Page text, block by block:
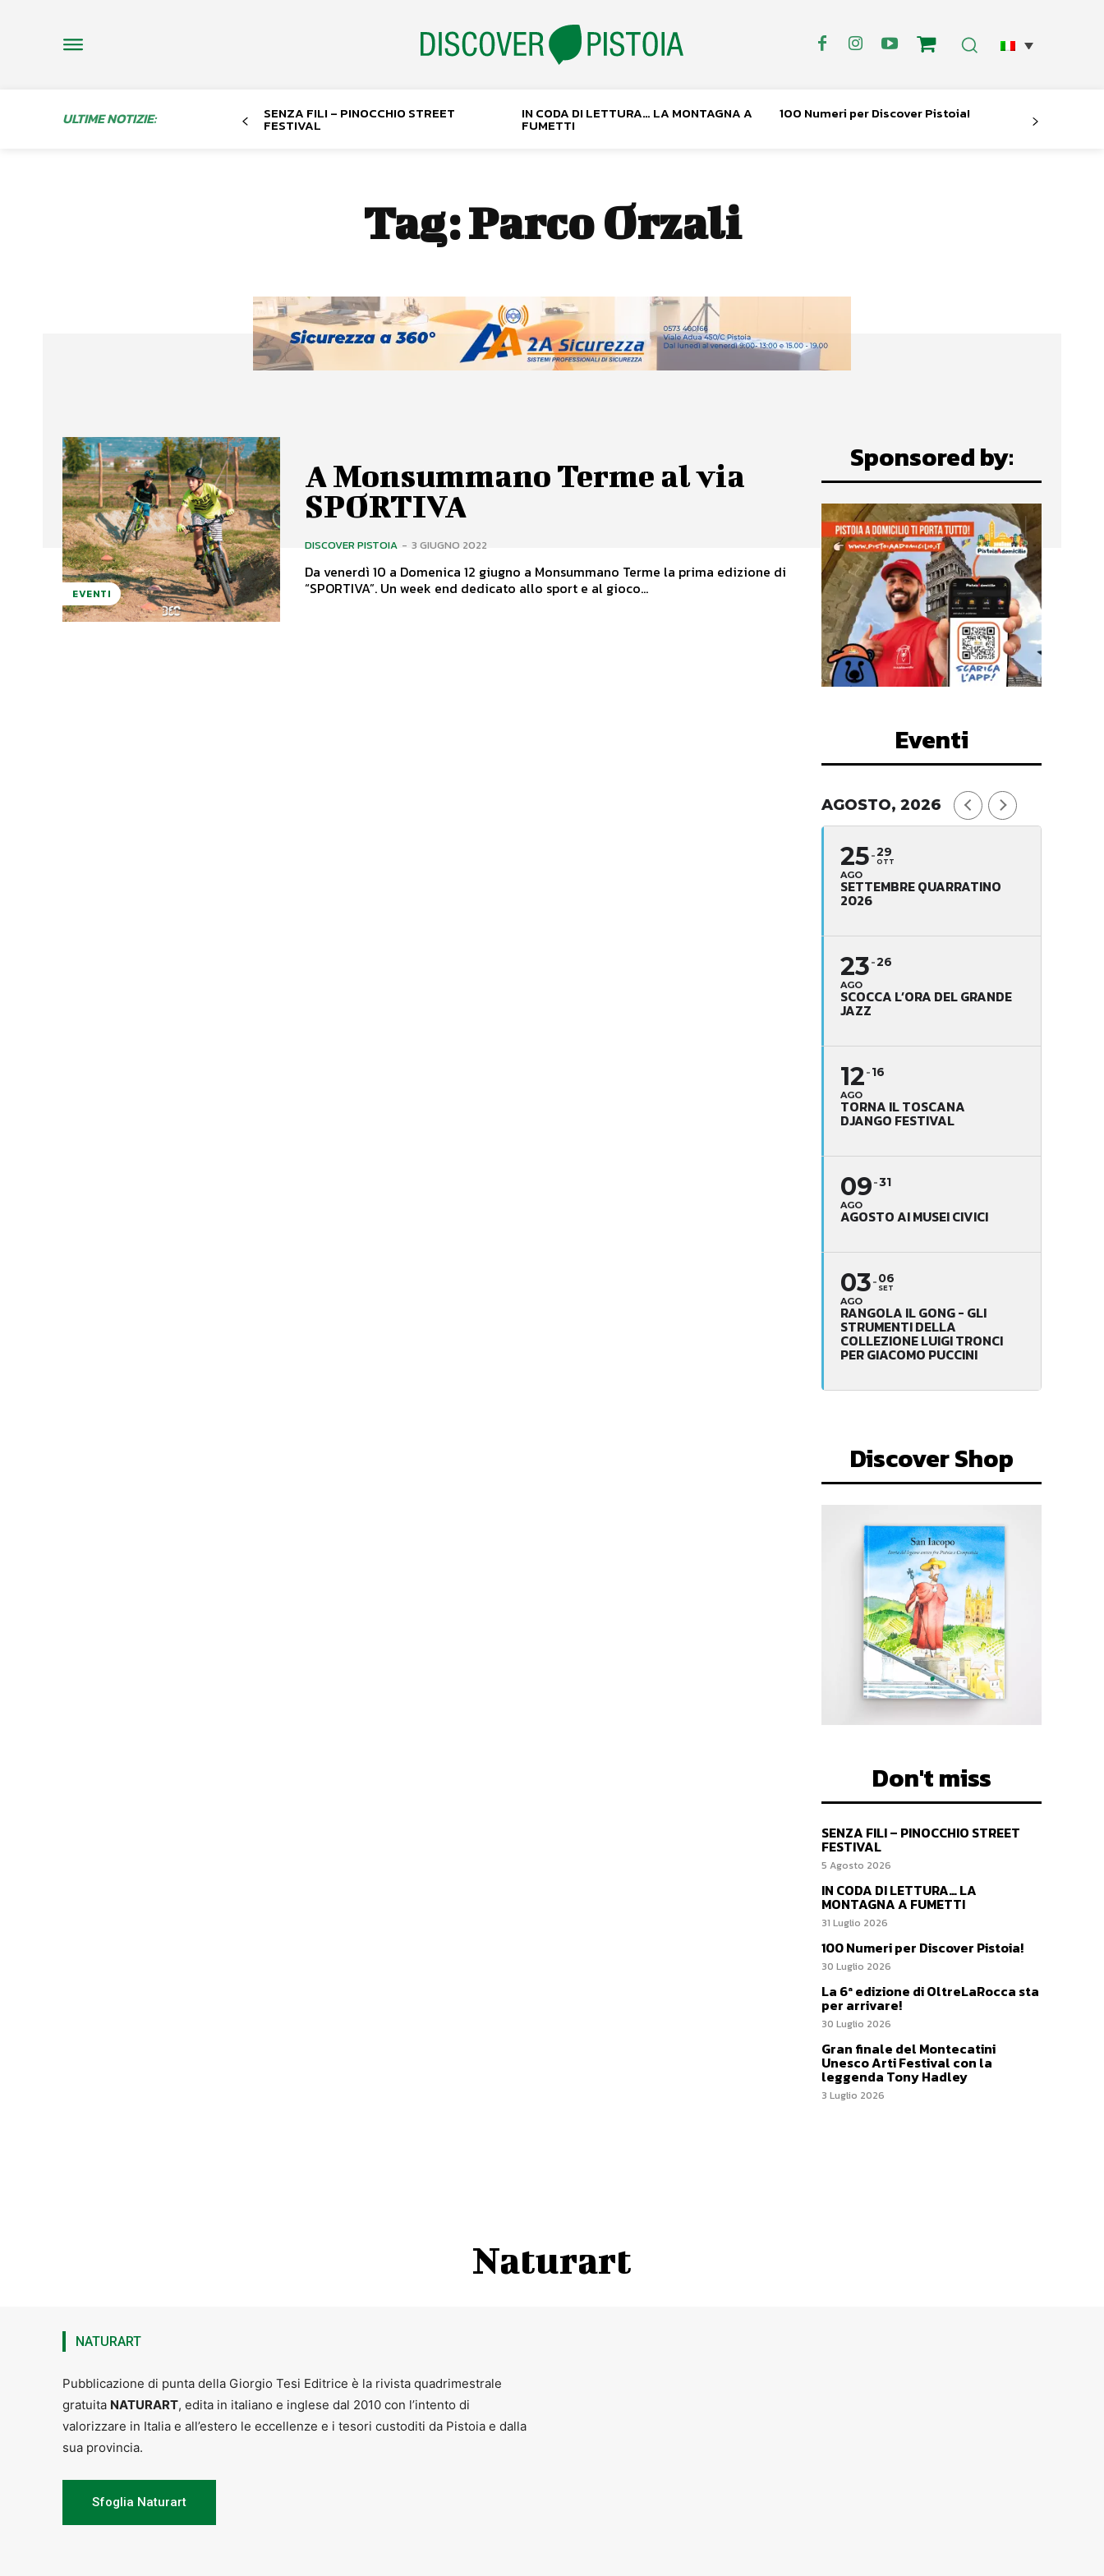
ULTIME NOTIZIE: SENZA FILI – PINOCCHIO STREET
FESTIVAL
IN CODA DI LETTURA… LA MONTAGNA A
FUMETTI
100 Numeri per Discover Pistoia!
Tag:Parco Orzali
EVENTI
A Monsummano Terme al via
SPORTIVA
DISCOVER PISTOIA - 3 GIUGNO 2022
Da venerdì 10 a Domenica 12 giugno a Monsummano Terme la prima edizione di
“SPORTIVA”. Un week end dedicato allo sport e al gioco...
Sponsored by:
Eventi
AGOSTO, 2026
25
AGO
29
OTT
SETTEMBRE QUARRATINO
2026
23
AGO
26
SCOCCA L’ORA DEL GRANDE
JAZZ
12
AGO
16
TORNA IL TOSCANA
DJANGO FESTIVAL
09
AGO
31
AGOSTO AI MUSEI CIVICI
03
AGO
06
SET
RANGOLA IL GONG - GLI
STRUMENTI DELLA
COLLEZIONE LUIGI TRONCI
PER GIACOMO PUCCINI
Discover Shop
Don't miss
SENZA FILI – PINOCCHIO STREET
FESTIVAL
5 Agosto 2026
IN CODA DI LETTURA… LA
MONTAGNA A FUMETTI
31 Luglio 2026
100 Numeri per Discover Pistoia!
30 Luglio 2026
La 6ª edizione di OltreLaRocca sta
per arrivare!
30 Luglio 2026
Gran finale del Montecatini
Unesco Arti Festival con la
leggenda Tony Hadley
3 Luglio 2026
Naturart
NATURART
Pubblicazione di punta della Giorgio Tesi Editrice è la rivista quadrimestrale
gratuita NATURART, edita in italiano e inglese dal 2010 con l’intento di
valorizzare in Italia e all’estero le eccellenze e i tesori custoditi da Pistoia e dalla
sua provincia.
Sfoglia Naturart